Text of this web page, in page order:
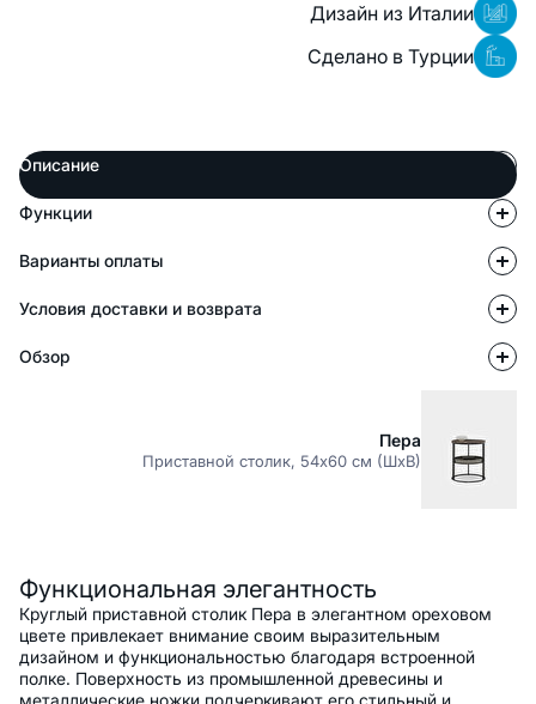
Дизайн из Италии
Сделано в Турции
Описание
Функции
Варианты оплаты
Условия доставки и возврата
Обзор
Пера
Приставной столик, 54x60 см (ШxВ)
Функциональная элегантность
Круглый приставной столик Пера в элегантном ореховом
цвете привлекает внимание своим выразительным
дизайном и функциональностью благодаря встроенной
полке. Поверхность из промышленной древесины и